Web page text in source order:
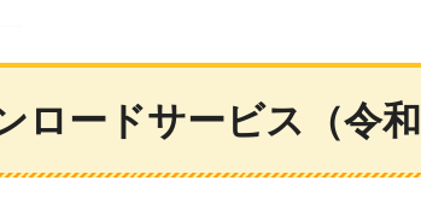
ロードサービス（令